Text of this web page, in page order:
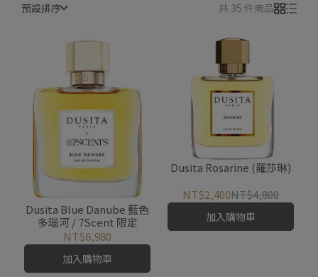
預設排序 共 35 件商品
Dusita Blue Danube 藍色
多瑙河 / 7Scent 限定
NT$6,980
加入購物車
Dusita Rosarine (羅莎琳)
NT$2,400NT$4,800
加入購物車